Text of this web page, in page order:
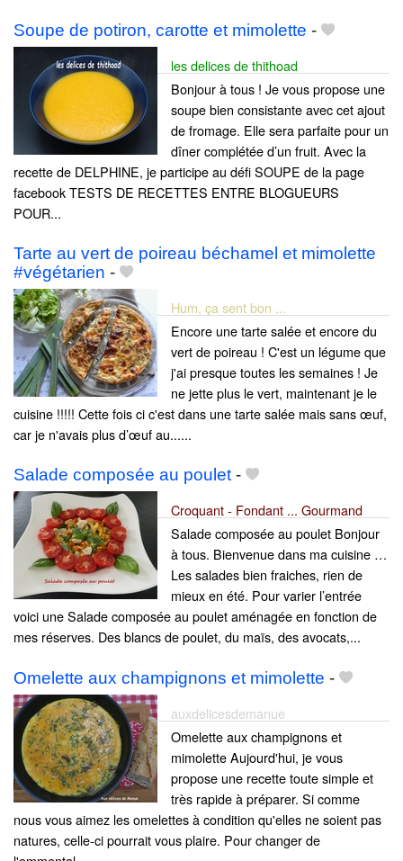
Soupe de potiron, carotte et mimolette -
les delices de thithoad
Bonjour à tous ! Je vous propose une
soupe bien consistante avec cet ajout
de fromage. Elle sera parfaite pour un
dîner complétée d’un fruit. Avec la
recette de DELPHINE, je participe au défi SOUPE de la page
facebook TESTS DE RECETTES ENTRE BLOGUEURS
POUR...
Tarte au vert de poireau béchamel et mimolette
#végétarien -
Hum, ça sent bon ...
Encore une tarte salée et encore du
vert de poireau ! C'est un légume que
j'ai presque toutes les semaines ! Je
ne jette plus le vert, maintenant je le
cuisine !!!!! Cette fois ci c'est dans une tarte salée mais sans œuf,
car je n'avais plus d’œuf au......
Salade composée au poulet-
Croquant - Fondant ... Gourmand
Salade composée au poulet Bonjour
à tous. Bienvenue dans ma cuisine …
Les salades bien fraiches, rien de
mieux en été. Pour varier l’entrée
voici une Salade composée au poulet aménagée en fonction de
mes réserves. Des blancs de poulet, du maïs, des avocats,...
Omelette aux champignons et mimolette -
auxdelicesdemanue
Omelette aux champignons et
mimolette Aujourd'hui, je vous
propose une recette toute simple et
très rapide à préparer. Si comme
nous vous aimez les omelettes à condition qu'elles ne soient pas
natures, celle-ci pourrait vous plaire. Pour changer de